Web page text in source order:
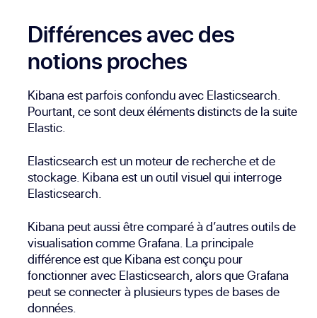
Différences avec des
notions proches
Kibana est parfois confondu avec Elasticsearch.
Pourtant, ce sont deux éléments distincts de la suite
Elastic.
Elasticsearch est un moteur de recherche et de
stockage. Kibana est un outil visuel qui interroge
Elasticsearch.
Kibana peut aussi être comparé à d’autres outils de
visualisation comme Grafana. La principale
différence est que Kibana est conçu pour
fonctionner avec Elasticsearch, alors que Grafana
peut se connecter à plusieurs types de bases de
données.